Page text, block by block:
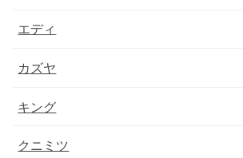
エディ
カズヤ
キング
クニミツ